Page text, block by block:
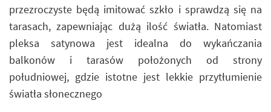
przezroczyste będą imitować szkło i sprawdzą się na
tarasach, zapewniając dużą ilość światła. Natomiast
pleksa satynowa jest idealna do wykańczania
balkonów i tarasów położonych od strony
południowej, gdzie istotne jest lekkie przytłumienie
światła słonecznego